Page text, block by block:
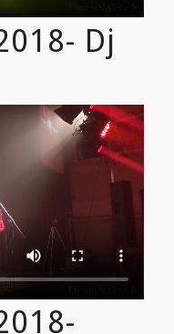
Dj